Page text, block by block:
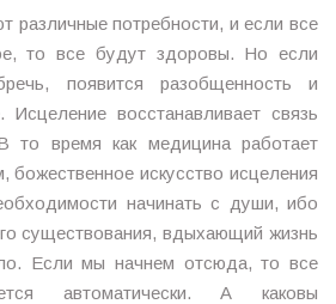
различные потребности, и если все
то все будут здоровы. Но если
появится разобщенность и
Исцеление восстанавливает связь
время как медицина работает
божественное искусство исцеления
начинать с души, ибо
существования, вдыхающий жизнь
Если мы начнем отсюда, то все
автоматически. А каковы